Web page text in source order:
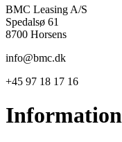
BMC Leasing A/S
Spedalsø 61
8700 Horsens
info@bmc.dk
+45 97 18 17 16
Information